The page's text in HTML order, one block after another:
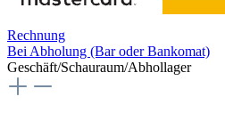
Rechnung
Bei Abholung (Bar oder Bankomat)
Geschäft/Schauraum/Abhollager